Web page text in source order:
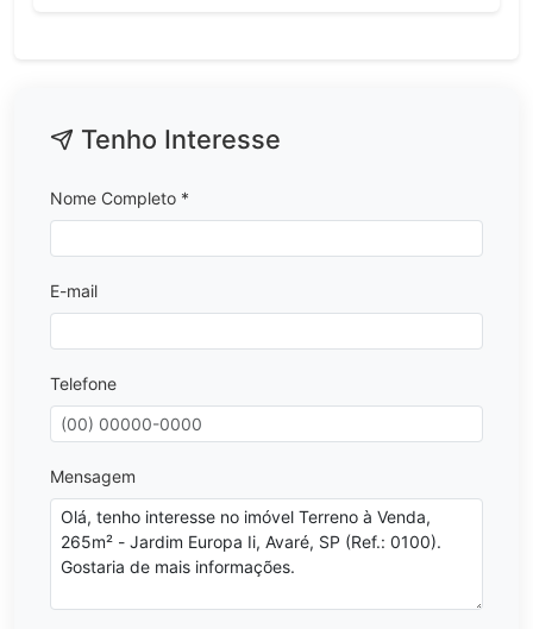
Tenho Interesse
Nome Completo *
E-mail
Telefone
Mensagem